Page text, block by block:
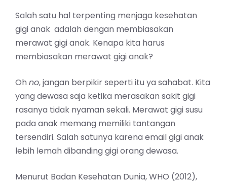
Salah satu hal terpenting menjaga kesehatan
gigi anak adalah dengan membiasakan
merawat gigi anak. Kenapa kita harus
membiasakan merawat gigi anak?
Oh no, jangan berpikir seperti itu ya sahabat. Kita
yang dewasa saja ketika merasakan sakit gigi
rasanya tidak nyaman sekali. Merawat gigi susu
pada anak memang memiliki tantangan
tersendiri. Salah satunya karena email gigi anak
lebih lemah dibanding gigi orang dewasa.
Menurut Badan Kesehatan Dunia, WHO (2012),